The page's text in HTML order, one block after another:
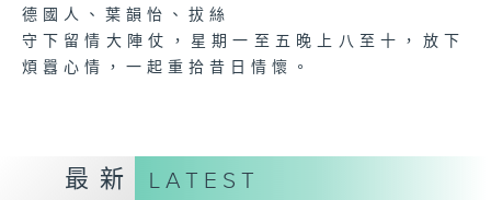
德國人、葉韻怡、拔絲
守下留情大陣仗，星期一至五晚上八至十，放下
煩囂心情，一起重拾昔日情懷。
最新 LATEST